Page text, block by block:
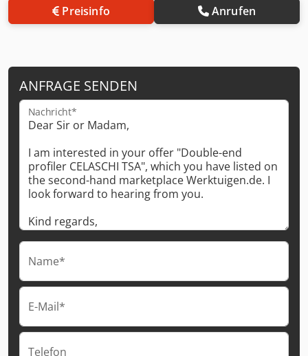
Preisinfo Anrufen
ANFRAGE SENDEN
Nachricht*
Name*
E-Mail*
Telefon